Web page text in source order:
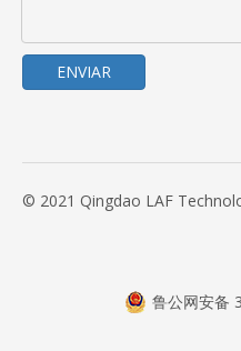
ENVIAR
© 2021 Qingdao
鲁公网安备